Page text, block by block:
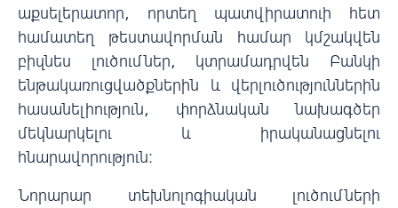
աքսելերատոր, որտեղ պատվիրատուի հետ
համատեղ թեստավորման համար կմշակվեն
բիզնես լուծումներ, կտրամադրվեն Բանկի
ենթակառուցվածքներին և վերլուծություններին
հասանելիություն, փորձնական նախագծեր
մեկնարկելու և իրականացնելու
հնարավորություն:
Նորարար տեխնոլոգիական լուծումների